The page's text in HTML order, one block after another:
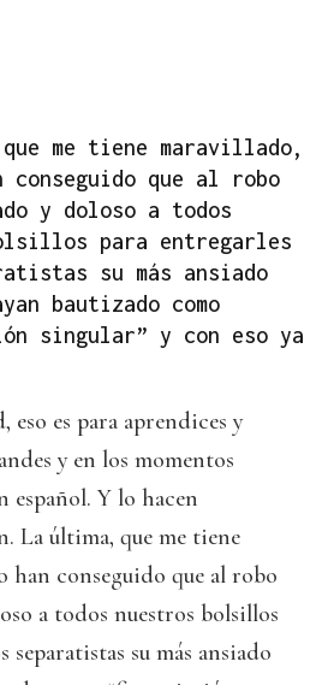
me tiene maravillado,
conseguido que al robo
y doloso a todos
para entregarles
su más ansiado
bautizado como
singular” y con eso ya
eso es para aprendices y
y en los momentos
español. Y lo hacen
La última, que me tiene
han conseguido que al robo
a todos nuestros bolsillos
separatistas su más ansiado